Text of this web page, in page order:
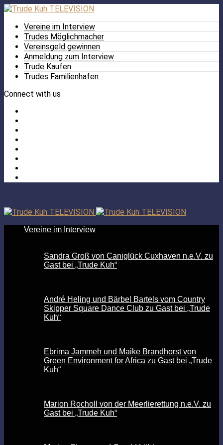
Vereine im Interview
Trudes Möglichmacher
Vereinsgeld gewinnen
Anmeldung zum Interview
Trude Kaufen
Trudes Familienhafen
Connect with us
Vereine im Interview
Sandra Groß von Caniglück Cuxhaven n.e.V. zu
Gast bei „Trude Kuh“
André Heling und Bärbel Bartels vom Country
Skipper Square Dance Club zu Gast bei „Trude
Kuh“
Ebrima Jammeh und Maike Brandhorst von
Green Environment for Africa zu Gast bei „Trude
Kuh“
Marion Rocholl von der Meerlierettung n.e.V. zu
Gast bei „Trude Kuh“